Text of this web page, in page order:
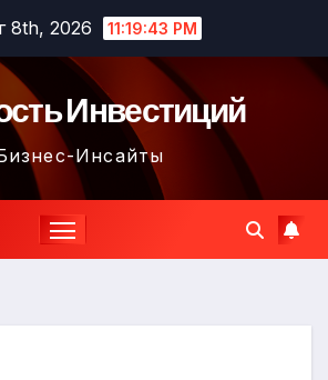
8th, 2026 11:19:44 PM
Инвестиций
Инсайты